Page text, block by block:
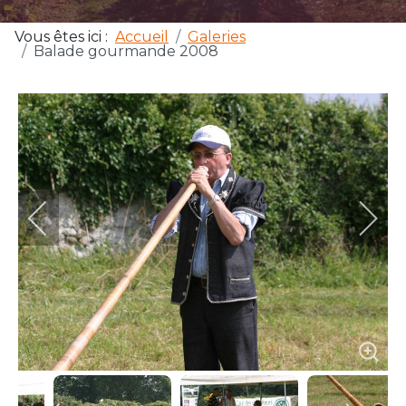
Vous êtes ici : Accueil
Galeries
Balade gourmande 2008